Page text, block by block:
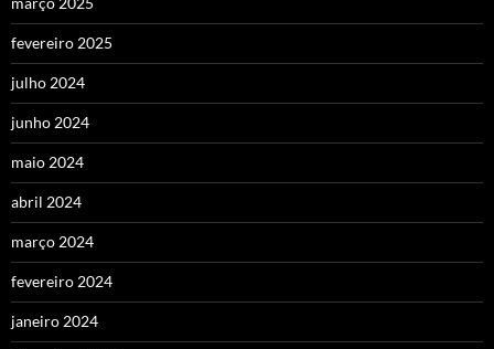
fevereiro 2025
julho 2024
junho 2024
maio 2024
abril 2024
março 2024
fevereiro 2024
janeiro 2024